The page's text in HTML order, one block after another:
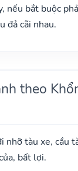
nếu bắt buộc
đả cãi nhau.
theo
nhỡ tàu xe, cầu
bất lợi.